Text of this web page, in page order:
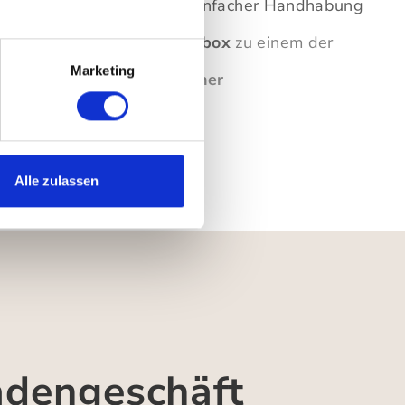
Marketing
Alle zulassen
Diese Kombination aus einfacher Handhabung
macht dieZwitscherboxzu einem der
mit Vogelgezwitscher